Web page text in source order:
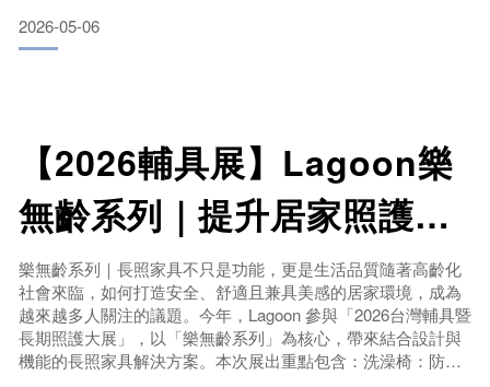
炎熱季節依然保持舒適自在。不論是小坪數居家、陽台休閒
區，或商業空間如咖啡廳、民宿，都能找到合適搭配。此外，
2026-05-06
【2026輔具展】Lagoon樂
無齡系列｜提升居家照護品
質
樂無齡系列｜長照家具不只是功能，更是生活品質隨著高齡化
社會來臨，如何打造安全、舒適且兼具美感的居家環境，成為
越來越多人關注的議題。今年，Lagoon 參與「2026台灣輔具暨
長期照護大展」，以「樂無齡系列」為核心，帶來結合設計與
機能的長照家具解決方案。本次展出重點包含：洗澡椅：防滑